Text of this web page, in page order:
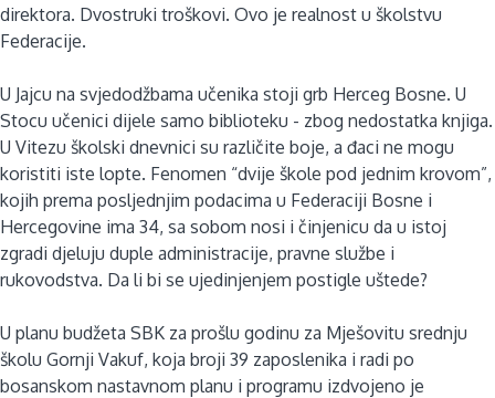
direktora. Dvostruki troškovi. Ovo je realnost u školstvu
Federacije.
U Jajcu na svjedodžbama učenika stoji grb Herceg Bosne. U
Stocu učenici dijele samo biblioteku - zbog nedostatka knjiga.
U Vitezu školski dnevnici su različite boje, a đaci ne mogu
koristiti iste lopte. Fenomen “dvije škole pod jednim krovom”,
kojih prema posljednjim podacima u Federaciji Bosne i
Hercegovine ima 34, sa sobom nosi i činjenicu da u istoj
zgradi djeluju duple administracije, pravne službe i
rukovodstva. Da li bi se ujedinjenjem postigle uštede?
U planu budžeta SBK za prošlu godinu za Mješovitu srednju
školu Gornji Vakuf, koja broji 39 zaposlenika i radi po
bosanskom nastavnom planu i programu izdvojeno je